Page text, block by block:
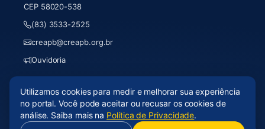
CEP 58020-538
(83) 3533-2525
creapb@creapb.org.br
Ouvidoria
© 2026 CREA-PB · Todos os direitos reservados
Acessibilidade
Mapa do site· LGPD
Utilizamos cookies para medir e melhorar sua experiência
no portal. Você pode aceitar ou recusar os cookies de
análise. Saiba mais na Política de Privacidade.